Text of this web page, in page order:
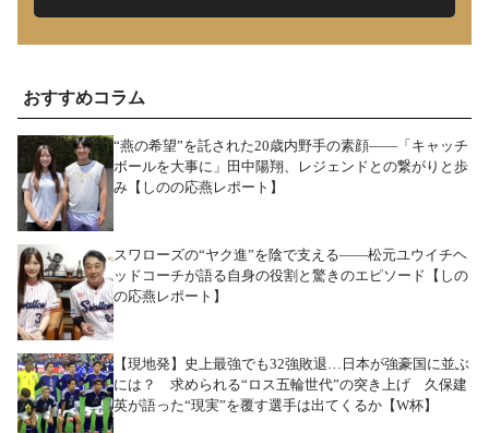
おすすめコラム
“燕の希望”を託された20歳内野手の素顔――「キャッチ
ボールを大事に」田中陽翔、レジェンドとの繋がりと歩
み【しのの応燕レポート】
スワローズの“ヤク進”を陰で支える――松元ユウイチヘ
ッドコーチが語る自身の役割と驚きのエピソード【しの
の応燕レポート】
【現地発】史上最強でも32強敗退…日本が強豪国に並ぶ
には？ 求められる“ロス五輪世代”の突き上げ 久保建
英が語った“現実”を覆す選手は出てくるか【W杯】